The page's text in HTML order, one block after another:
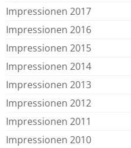
Impressionen 2017
Impressionen 2016
Impressionen 2015
Impressionen 2014
Impressionen 2013
Impressionen 2012
Impressionen 2011
Impressionen 2010